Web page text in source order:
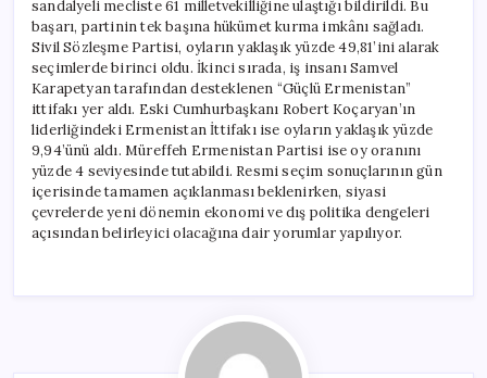
sandalyeli mecliste 61 milletvekilliğine ulaştığı bildirildi. Bu
başarı, partinin tek başına hükümet kurma imkânı sağladı.
Sivil Sözleşme Partisi, oyların yaklaşık yüzde 49,81’ini alarak
seçimlerde birinci oldu. İkinci sırada, iş insanı Samvel
Karapetyan tarafından desteklenen “Güçlü Ermenistan”
ittifakı yer aldı. Eski Cumhurbaşkanı Robert Koçaryan’ın
liderliğindeki Ermenistan İttifakı ise oyların yaklaşık yüzde
9,94’ünü aldı. Müreffeh Ermenistan Partisi ise oy oranını
yüzde 4 seviyesinde tutabildi. Resmi seçim sonuçlarının gün
içerisinde tamamen açıklanması beklenirken, siyasi
çevrelerde yeni dönemin ekonomi ve dış politika dengeleri
açısından belirleyici olacağına dair yorumlar yapılıyor.